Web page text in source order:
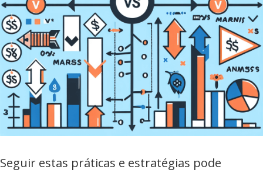
Seguir estas práticas e estratégias pode